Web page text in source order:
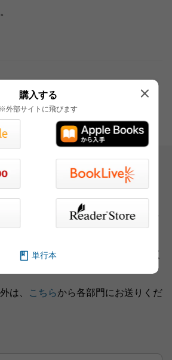
ご意見・ご感想をお寄せください。
は、弊社ウェブサイト、また新聞・
せていただく場合がございます。
ご返信は致しかねますのでご了承く
は、
こちらから各部門にお送りくだ
購入する
※外部サイトに飛びます
単行本